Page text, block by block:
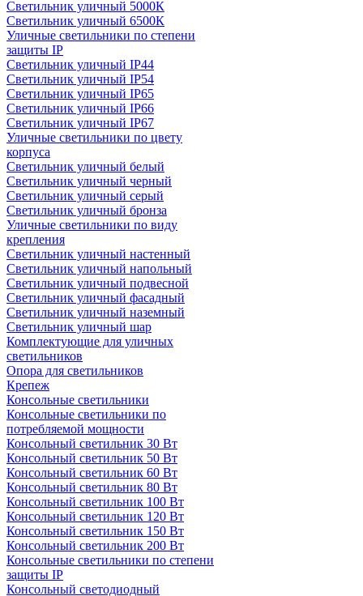
Cветильник уличный 5000К
Cветильник уличный 6500К
Уличные светильники по степени
защиты IP
Светильник уличный IP44
Светильник уличный IP54
Светильник уличный IP65
Светильник уличный IP66
Светильник уличный IP67
Уличные светильники по цвету
корпуса
Светильник уличный белый
Светильник уличный черный
Светильник уличный серый
Светильник уличный бронза
Уличные светильники по виду
крепления
Светильник уличный настенный
Светильник уличный напольный
Светильник уличный подвесной
Светильник уличный фасадный
Светильник уличный наземный
Cветильник уличный шар
Комплектующие для уличных
светильников
Опора для светильников
Крепеж
Консольные светильники
Консольные светильники по
потребляемой мощности
Консольный светильник 30 Вт
Консольный светильник 50 Вт
Консольный светильник 60 Вт
Консольный светильник 80 Вт
Консольный светильник 100 Вт
Консольный светильник 120 Вт
Консольный светильник 150 Вт
Консольный светильник 200 Вт
Консольные светильники по степени
защиты IP
Консольный светодиодный